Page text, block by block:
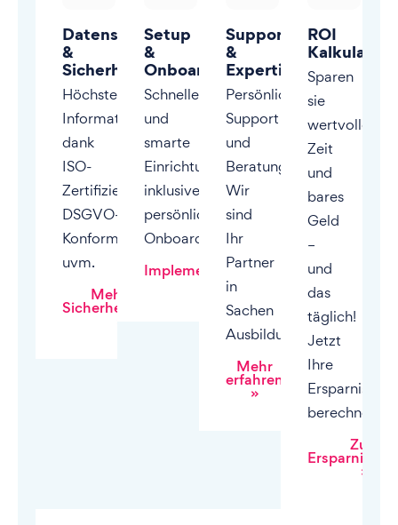
Datenschutz
&
Sicherheit
Höchste
Informationssicherheit
dank
ISO-
Zertifizierung,
DSGVO-
Konformität,
uvm.
Mehr zur
Sicherheitspolitik
Setup
&
Onboarding
Schnelle
und
smarte
Einrichtung
inklusive
persönlichem
Onboarding.
Implementierungsprozess
»
Support
&
Expertise
Persönlicher
Support
und
Beratung.
Wir
sind
Ihr
Partner
in
Sachen
Ausbildung.
Mehr
erfahren
»
ROI
Kalkulator
Sparen
sie
wertvolle
Zeit
und
bares
Geld
–
und
das
täglich!
Jetzt
Ihre
Ersparnis
berechnen.
Zum
»